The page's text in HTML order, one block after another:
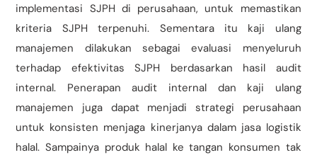
implementasi SJPH di perusahaan, untuk memastikan
kriteria SJPH terpenuhi. Sementara itu kaji ulang
manajemen dilakukan sebagai evaluasi menyeluruh
terhadap efektivitas SJPH berdasarkan hasil audit
internal. Penerapan audit internal dan kaji ulang
manajemen juga dapat menjadi strategi perusahaan
untuk konsisten menjaga kinerjanya dalam jasa logistik
halal. Sampainya produk halal ke tangan konsumen tak